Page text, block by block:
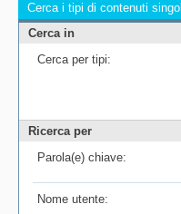
Cerca i tipi di contenuti
Cerca in
Cerca per tipi:
Ricerca per
Parola(e) chiave:
Nome utente: